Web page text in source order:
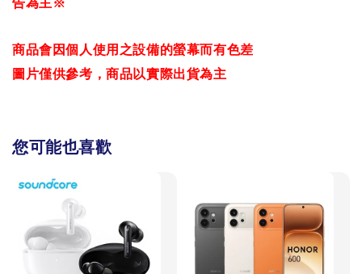
商品會因個人使用之設備的螢幕而有色差
圖片僅供參考，商品以實際出貨為主
您可能也喜歡